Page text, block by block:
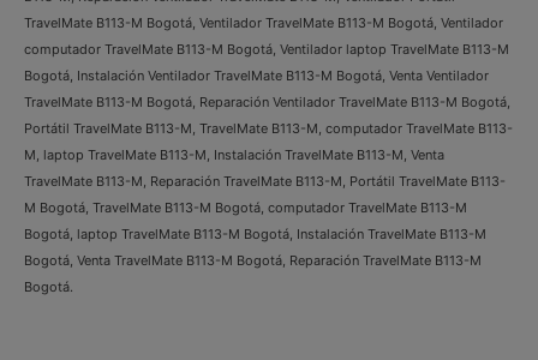
TravelMate B113-M Bogotá, Ventilador TravelMate B113-M Bogotá, Ventilador
computador TravelMate B113-M Bogotá, Ventilador laptop TravelMate B113-M
Bogotá, Instalación Ventilador TravelMate B113-M Bogotá, Venta Ventilador
TravelMate B113-M Bogotá, Reparación Ventilador TravelMate B113-M Bogotá,
Portátil TravelMate B113-M, TravelMate B113-M, computador TravelMate B113-
M, laptop TravelMate B113-M, Instalación TravelMate B113-M, Venta
TravelMate B113-M, Reparación TravelMate B113-M, Portátil TravelMate B113-
M Bogotá, TravelMate B113-M Bogotá, computador TravelMate B113-M
Bogotá, laptop TravelMate B113-M Bogotá, Instalación TravelMate B113-M
Bogotá, Venta TravelMate B113-M Bogotá, Reparación TravelMate B113-M
Bogotá.